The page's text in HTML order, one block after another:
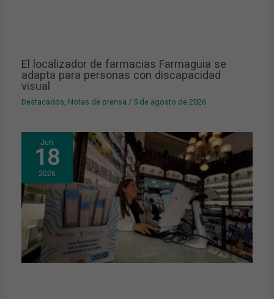
El localizador de farmacias Farmaguia se
adapta para personas con discapacidad
visual
Destacados Notas de prensa / 5 de agosto de 2026
Jun
18
2026